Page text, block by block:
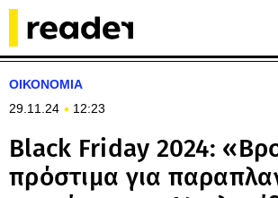
ΟΙΚΟΝΟΜΙΑ
29.11.24
12:23
Black Friday 2024:
πρόστιμα για